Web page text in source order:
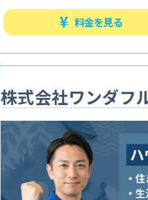
料金を見る
株式会社ワンダフ